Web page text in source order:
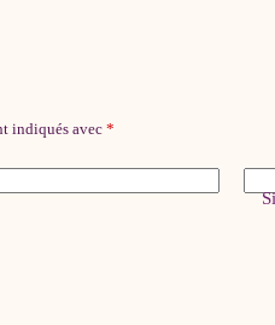
indiqués avec*